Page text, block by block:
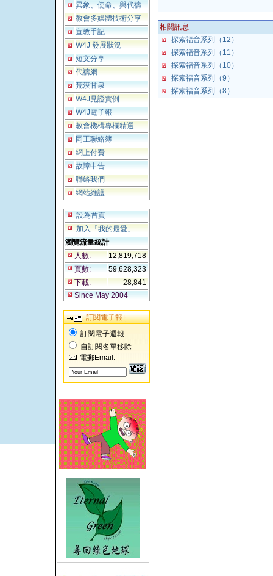
異象、使命、與代禱
教會多媒體技術分享
宣教手記
W4J 發展狀況
短文分享
代禱網
荒漠甘泉
W4J見證實例
W4J電子報
教會機構專欄精選
同工聯絡簿
網上付費
故障申告
聯絡我們
網站維護
設為首頁
加入「我的最愛」
瀏覽流量統計
人數:
12,819,718
頁數:
59,628,323
下載:
28,841
Since May 2004
訂閱電子報
訂閱電子週報
自訂閱名單移除
電郵Email:
相關訊息
探索福音系列（12）
探索福音系列（11）
探索福音系列（10）
探索福音系列（9）
探索福音系列（8）